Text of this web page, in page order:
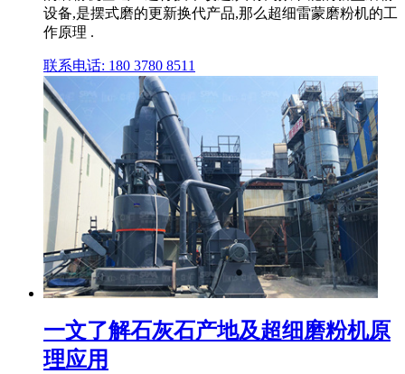
设备,是摆式磨的更新换代产品,那么超细雷蒙磨粉机的工
作原理 .
联系电话: 180 3780 8511
一文了解石灰石产地及超细磨粉机原
理应用